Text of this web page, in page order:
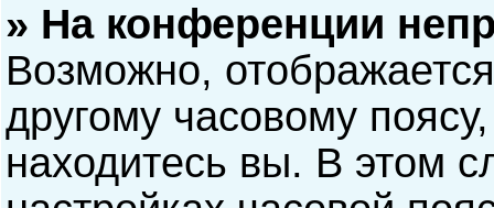
» На конференции
Возможно,
другому часовому
находитесь вы. В этом